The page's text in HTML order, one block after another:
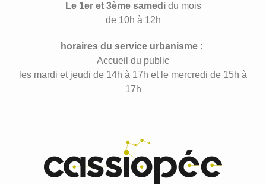
Le 1er et 3ème samedidu mois
de 10h à 12h
horaires du service urbanisme :
Accueil du public
les mardi et jeudi de 14h à 17h et le mercredi de 15h à
17h